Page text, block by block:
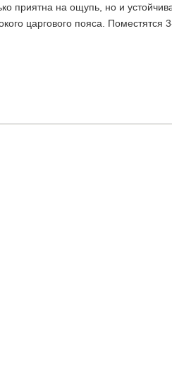
приятна на ощупь, но и
царгового пояса. Поместятся
135/ 45